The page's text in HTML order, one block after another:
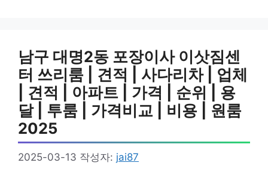
남구 대명2동 포장이사 이삿짐센
터 쓰리룸 | 견적 | 사다리차 | 업체
| 견적 | 아파트 | 가격 | 순위 | 용
달 | 투룸 | 가격비교 | 비용 | 원룸
2025
2025-03-13 작성자: jai87